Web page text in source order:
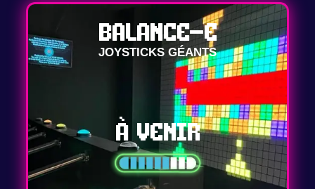
Balance-e
JOYSTICKS GÉANTS
À venir